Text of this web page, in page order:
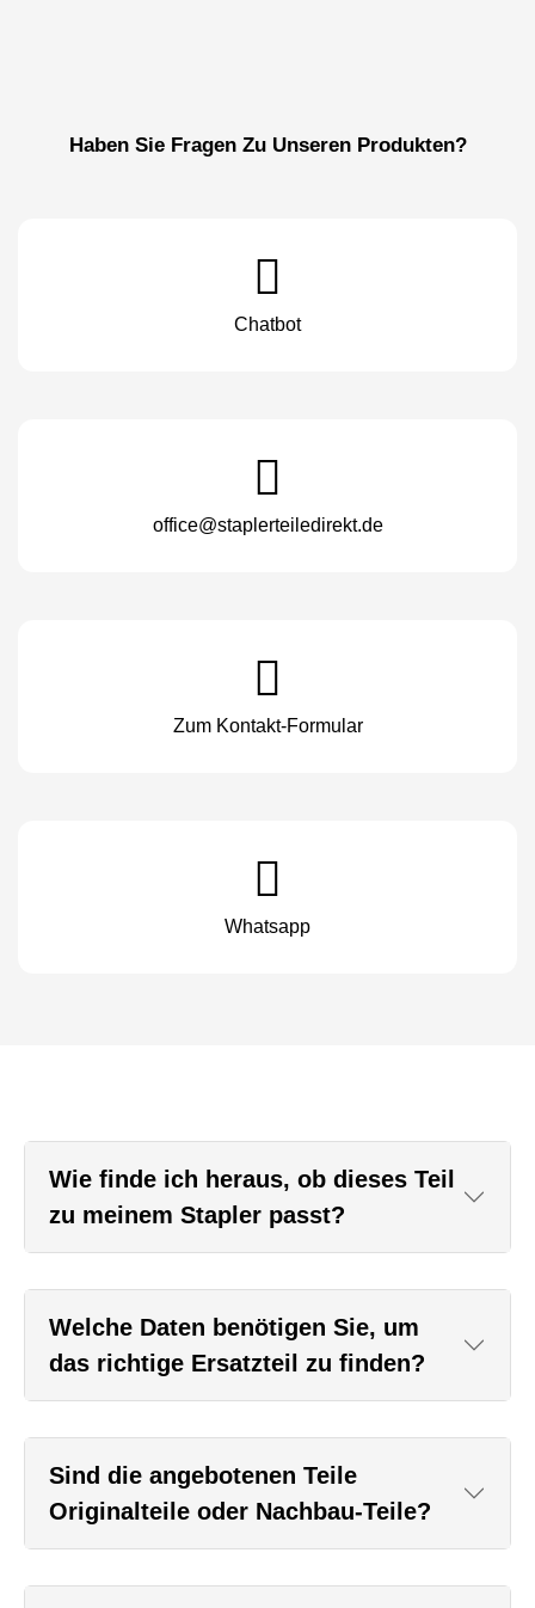
Haben Sie Fragen Zu Unseren Produkten?
Chatbot
office@staplerteiledirekt.de
Zum Kontakt-Formular
Whatsapp
Wie finde ich heraus, ob dieses Teil
zu meinem Stapler passt?
Welche Daten benötigen Sie, um
das richtige Ersatzteil zu finden?
Sind die angebotenen Teile
Originalteile oder Nachbau-Teile?